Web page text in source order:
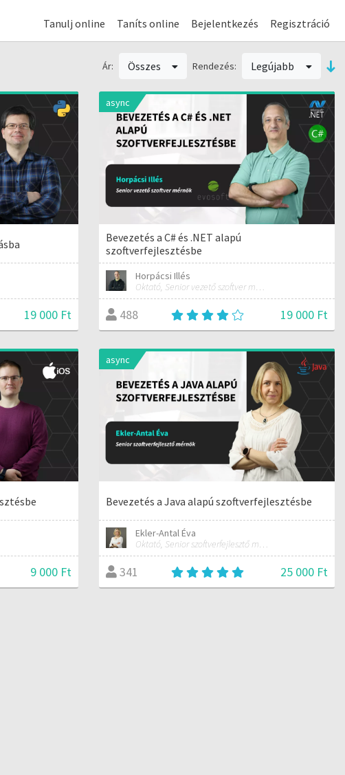
Tanulj online Taníts online Bejelentkezés Regisztráció
Ár: Összes Rendezés: Legújabb
19 000 Ft
async
Bevezetés a C# és .NET alapú
szoftverfejlesztésbe
Horpácsi Illés
Oktató, Senior vezető szoftver mérnök
488 19 000 Ft
9 000 Ft
async
Bevezetés a Java alapú szoftverfejlesztésbe
Ekler-Antal Éva
Oktató, Senior szoftverfejlesztő mérnök
341 25 000 Ft